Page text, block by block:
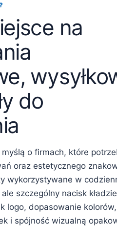
na
do
myślą o firmach, które
oraz estetycznego
wykorzystywane w
szczególny nacisk
logo, dopasowanie kolorów,
i spójność wizualną